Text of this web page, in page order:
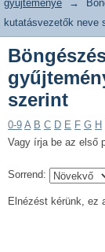
gyűjteménye
→
kutatásvezetők neve
szerint
0-9 A B C D E F G H
Vagy írja be az első
Sorrend:
Elnézést kérünk, ez